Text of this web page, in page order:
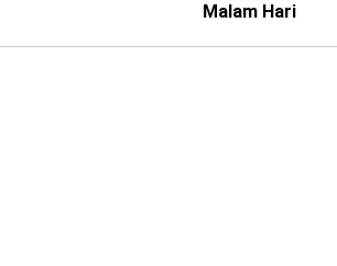
Malam Hari